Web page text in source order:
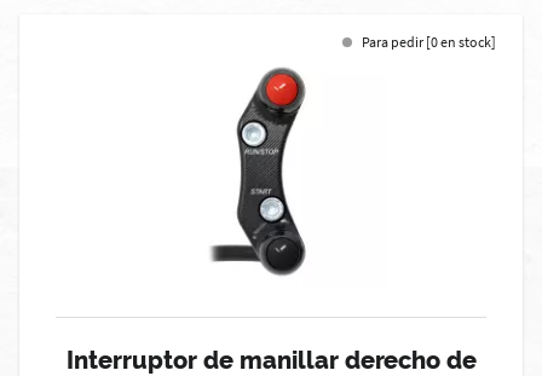
Para pedir [0 en stock]
Interruptor de manillar derecho de